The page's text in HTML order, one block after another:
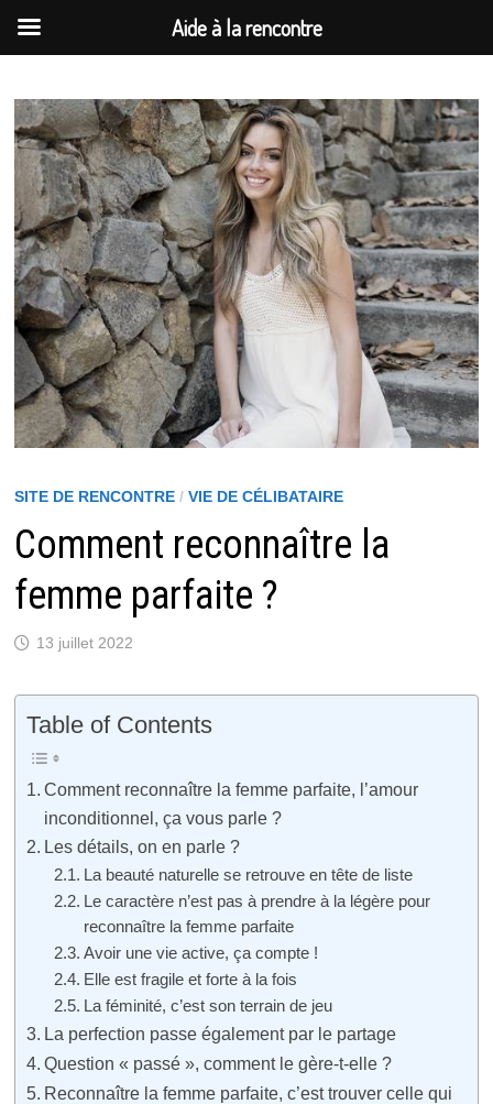
au
contenu
SITE DE RENCONTRE/ VIE DE CÉLIBATAIRE
Comment reconnaître la
femme parfaite ?
13 juillet 2022
Table of Contents
Comment reconnaître la femme parfaite, l’amour
inconditionnel, ça vous parle ?
Les détails, on en parle ?
La beauté naturelle se retrouve en tête de liste
Le caractère n’est pas à prendre à la légère pour
reconnaître la femme parfaite
Avoir une vie active, ça compte !
Elle est fragile et forte à la fois
La féminité, c’est son terrain de jeu
La perfection passe également par le partage
Question « passé », comment le gère-t-elle ?
Reconnaître la femme parfaite, c’est trouver celle qui
Aide à la rencontre